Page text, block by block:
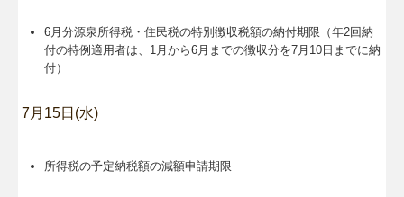
6月分源泉所得税・住民税の特別徴収税額の納付期限（年2回納
付の特例適用者は、1月から6月までの徴収分を7月10日までに納
付）
7月15日(水)
所得税の予定納税額の減額申請期限